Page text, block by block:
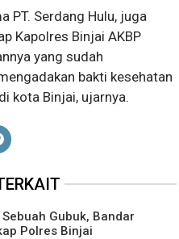
PT. Serdang Hulu, juga
Kapolres Binjai AKBP
yang sudah
bakti kesehatan
kota Binjai, ujarnya.
Gubuk, Bandar
Polres Binjai